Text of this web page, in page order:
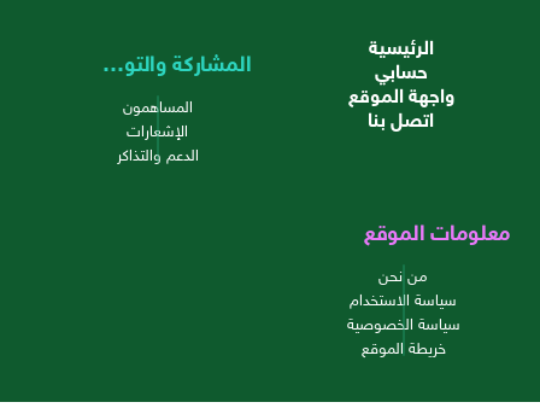
الرئيسية
حسابي
واجهة الموقع
اتصل بنا
المشاركة والتواصل
المساهمون
الإشعارات
الدعم والتذاكر
معلومات الموقع
من نحن
سياسة الاستخدام
سياسة الخصوصية
خريطة الموقع